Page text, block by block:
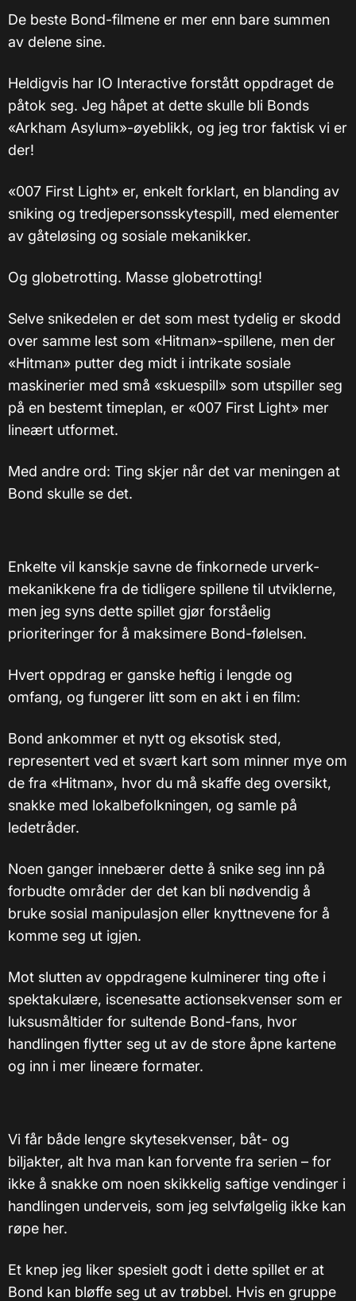
De beste Bond-filmene er mer enn bare summen
av delene sine.
Heldigvis har IO Interactive forstått oppdraget de
påtok seg. Jeg håpet at dette skulle bli Bonds
«Arkham Asylum»-øyeblikk, og jeg tror faktisk vi er
der!
«007 First Light» er, enkelt forklart, en blanding av
sniking og tredjepersonsskytespill, med elementer
av gåteløsing og sosiale mekanikker.
Og globetrotting. Masse globetrotting!
Selve snikedelen er det som mest tydelig er skodd
over samme lest som «Hitman»-spillene, men der
«Hitman» putter deg midt i intrikate sosiale
maskinerier med små «skuespill» som utspiller seg
på en bestemt timeplan, er «007 First Light» mer
lineært utformet.
Med andre ord: Ting skjer når det var meningen at
Bond skulle se det.
Enkelte vil kanskje savne de finkornede urverk-
mekanikkene fra de tidligere spillene til utviklerne,
men jeg syns dette spillet gjør forståelig
prioriteringer for å maksimere Bond-følelsen.
Hvert oppdrag er ganske heftig i lengde og
omfang, og fungerer litt som en akt i en film:
Bond ankommer et nytt og eksotisk sted,
representert ved et svært kart som minner mye om
de fra «Hitman», hvor du må skaffe deg oversikt,
snakke med lokalbefolkningen, og samle på
ledetråder.
Noen ganger innebærer dette å snike seg inn på
forbudte områder der det kan bli nødvendig å
bruke sosial manipulasjon eller knyttnevene for å
komme seg ut igjen.
Mot slutten av oppdragene kulminerer ting ofte i
spektakulære, iscenesatte actionsekvenser som er
luksusmåltider for sultende Bond-fans, hvor
handlingen flytter seg ut av de store åpne kartene
og inn i mer lineære formater.
Vi får både lengre skytesekvenser, båt- og
biljakter, alt hva man kan forvente fra serien – for
ikke å snakke om noen skikkelig saftige vendinger i
handlingen underveis, som jeg selvfølgelig ikke kan
røpe her.
Et knep jeg liker spesielt godt i dette spillet er at
Bond kan bløffe seg ut av trøbbel. Hvis en gruppe